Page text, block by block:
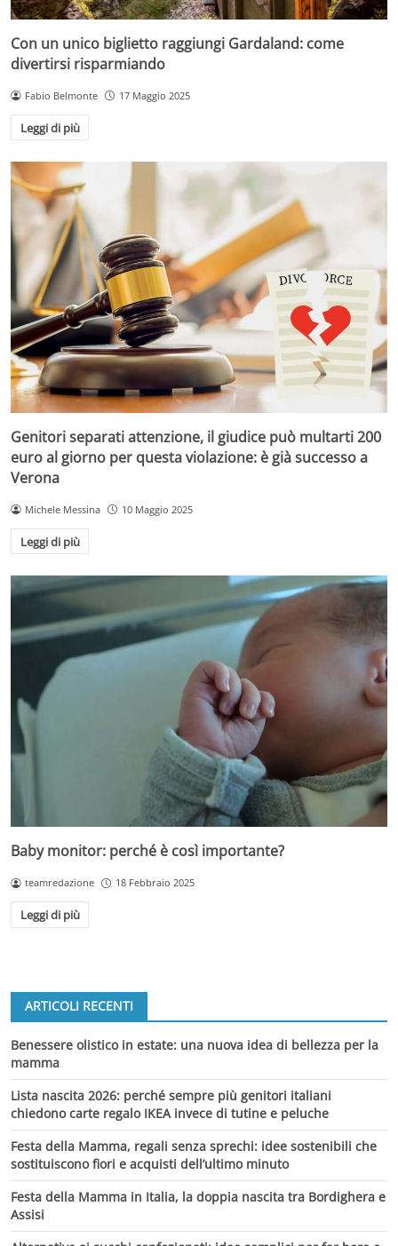
Con un unico biglietto raggiungi Gardaland: come
divertirsi risparmiando
Fabio Belmonte 17 Maggio 2025
Leggi di più
Genitori separati attenzione, il giudice può multarti 200
euro al giorno per questa violazione: è già successo a
Verona
Michele Messina 10 Maggio 2025
Leggi di più
Baby monitor: perché è così importante?
teamredazione 18 Febbraio 2025
Leggi di più
ARTICOLI RECENTI
Benessere olistico in estate: una nuova idea di bellezza per la
mamma
Lista nascita 2026: perché sempre più genitori italiani
chiedono carte regalo IKEA invece di tutine e peluche
Festa della Mamma, regali senza sprechi: idee sostenibili che
sostituiscono fiori e acquisti dell’ultimo minuto
Festa della Mamma in Italia, la doppia nascita tra Bordighera e
Assisi